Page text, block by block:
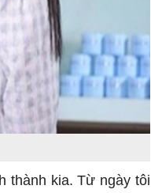
thành kia. Từ ngày tôi